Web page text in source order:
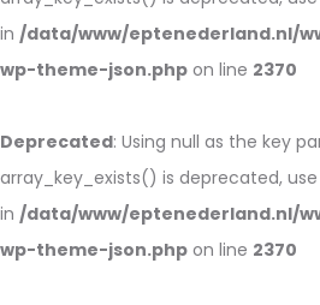
in /data/www/eptenederland.nl/
wp-theme-json.php on line 2370
Deprecated: Using null as the key
array_key_exists() is deprecated,
in /data/www/eptenederland.nl/
wp-theme-json.php on line 2370